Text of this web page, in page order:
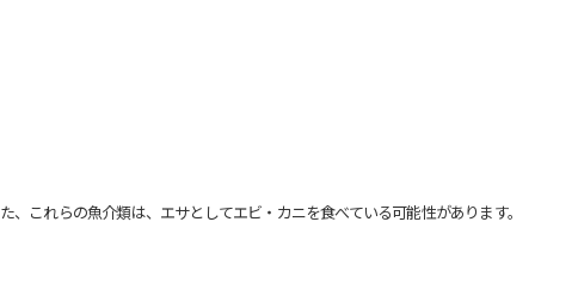
これらの魚介類は、エサとしてエビ・カニを食べている可能性があります。